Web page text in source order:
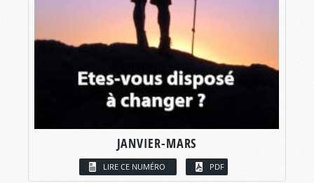
JANVIER-MARS
LIRE CE NUMÉRO PDF